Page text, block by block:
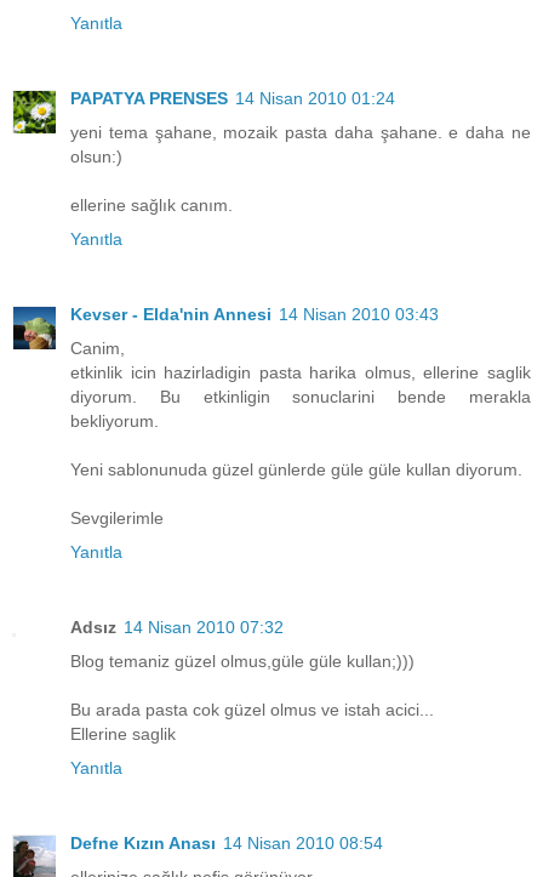
Yanıtla
PAPATYA PRENSES 14 Nisan 2010 01:24
yeni tema şahane, mozaik pasta daha şahane. e daha ne
olsun:)
ellerine sağlık canım.
Yanıtla
Kevser - Elda'nin Annesi 14 Nisan 2010 03:43
Canim,
etkinlik icin hazirladigin pasta harika olmus, ellerine saglik
diyorum. Bu etkinligin sonuclarini bende merakla
bekliyorum.
Yeni sablonunuda güzel günlerde güle güle kullan diyorum.
Sevgilerimle
Yanıtla
Adsız 14 Nisan 2010 07:32
Blog temaniz güzel olmus,güle güle kullan;)))
Bu arada pasta cok güzel olmus ve istah acici...
Ellerine saglik
Yanıtla
Defne Kızın Anası 14 Nisan 2010 08:54